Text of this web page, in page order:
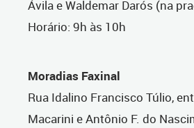
Ávila e Waldemar Darós (na
Horário: 9h às 10h
Moradias Faxinal
Rua Idalino Francisco Túlio,
Macarini e Antônio F. do